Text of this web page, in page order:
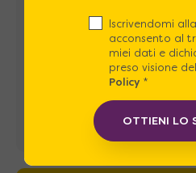
Iscrivendomi
acconsento al
miei dati e
preso visione
Policy*
OTTIENI LO